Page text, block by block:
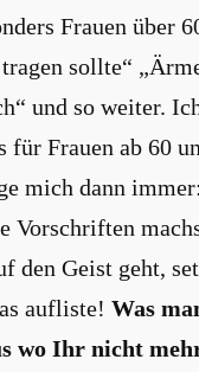
Frauen über
sollte“
und so weiter.
für Frauen ab 60
mich dann immer:
Vorschriften
den Geist geht,
aufliste! Was
wo Ihr nicht